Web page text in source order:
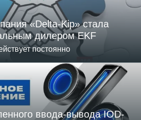
«Delta-Kip» стала
дилером EKF
постоянно
ввода-вывода IOD-